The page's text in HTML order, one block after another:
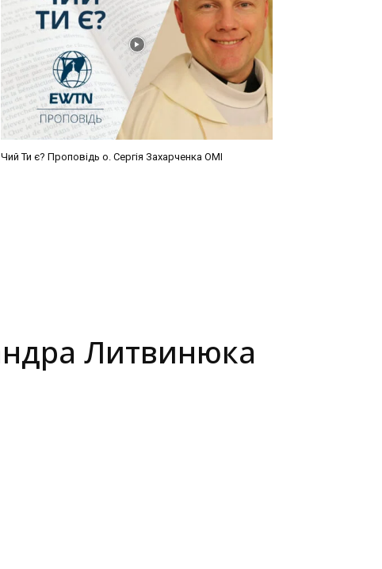
Чий Ти є? Проповідь о. Сергія Захарченка ОМІ